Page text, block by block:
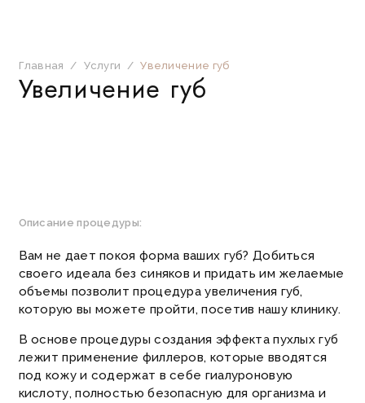
Главная / Услуги / Увеличение губ
Увеличение губ
Описание процедуры:
Вам не дает покоя форма ваших губ? Добиться
своего идеала без синяков и придать им желаемые
объемы позволит процедура увеличения губ,
которую вы можете пройти, посетив нашу клинику.
В основе процедуры создания эффекта пухлых губ
лежит применение филлеров, которые вводятся
под кожу и содержат в себе гиалуроновую
кислоту, полностью безопасную для организма и